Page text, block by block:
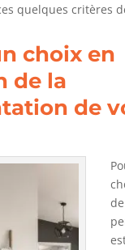
quelques critères
choix en
de la
de